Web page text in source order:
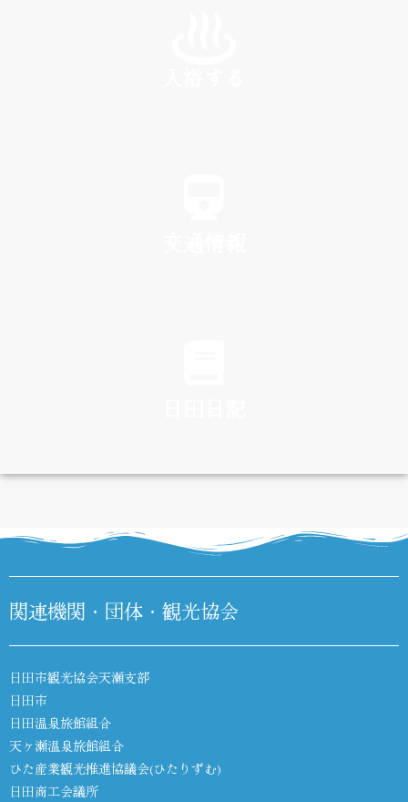
DIARY
関連機関・団体・観光協会
日田市観光協会天瀬支部
日田市
日田温泉旅館組合
天ヶ瀬温泉旅館組合
ひた産業観光推進協議会(ひたりずむ)
日田商工会議所